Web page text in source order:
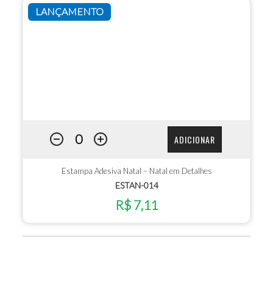
LANÇAMENTO
ADICIONAR
Estampa Adesiva Natal – Natal em Detalhes
ESTAN-014
R$ 7,11